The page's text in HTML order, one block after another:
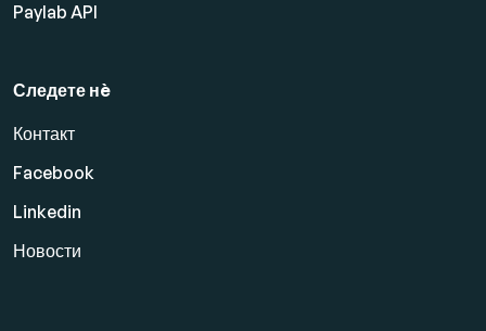
Paylab API
Следете нè
Контакт
Facebook
Linkedin
Новости